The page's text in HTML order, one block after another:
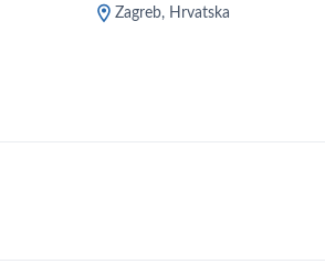
location_on Zagreb, Hrvatska